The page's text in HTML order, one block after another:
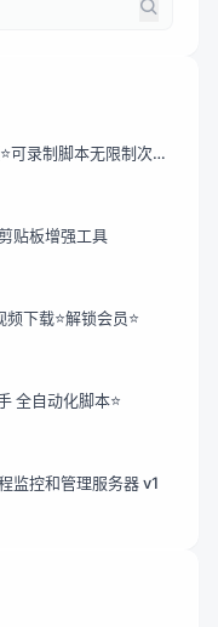
可录制脚本无限制次数
贴板增强工具
下载⭐解锁会员⭐
全自动化脚本⭐
监控和管理服务器 v1